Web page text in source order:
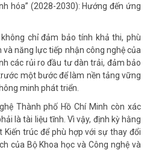
hóa” (2028-2030): Hướng đến ứng
không chỉ đảm bảo tính khả thi, phù
và năng lực tiếp nhận công nghệ của
các rủi ro đầu tư dàn trải, đảm bảo
một bước để làm nền tảng vững
minh phát triển.
Thành phố Hồ Chí Minh còn xác
là tài liệu tĩnh. Vì vậy, định kỳ hằng
Kiến trúc để phù hợp với sự thay đổi
của Bộ Khoa học và Công nghệ và